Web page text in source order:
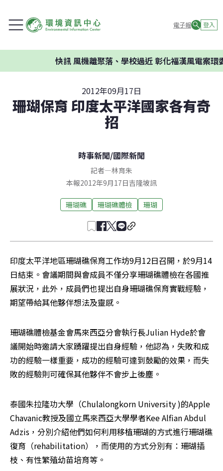
電子報 登入
風機離聚落、學校過近 彰化福漢風電案環委建
2012年09月17日
珊瑚保育 印度太平洋國家各有奇
招
時事新聞/國際新聞
記者—林育朱
本報2012年9月17日吉隆坡訊
珊瑚礁 珊瑚礁體檢 珊瑚
印度太平洋地區珊瑚礁保育工作坊9月12日召開，於9月14
日結束。會議期間與會成員不僅分享珊瑚礁體檢在各國推
展狀況，此外，成員們也提出自身珊瑚礁保育實戰經驗，
期望帶給其他夥伴想法及靈感。
珊瑚礁體檢基金會馬來西亞分會執行長Julian Hyde於會
議開始時邀請大家踴躍提出自身經驗，他認為，失敗和成
功的經驗一樣重要，成功的經驗可達到鼓勵的效果，而失
敗的經驗則可確保其他夥伴不會步上後塵。
泰國朱拉隆功大學（Chulalongkorn University )的Apple
Chavanic教授及國立馬來西亞大學學者Kee Alfian Abdul
Adzis，分別介紹他們如何利用移植珊瑚的方式進行珊瑚礁
復育（rehabilitation），而使用的方式分別有：珊瑚插
枝、有性繁殖幼苗培育等。